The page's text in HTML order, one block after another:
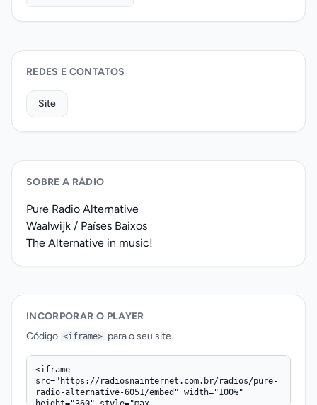
REDES E CONTATOS
Site
SOBRE A RÁDIO
Pure Radio Alternative
Waalwijk / Países Baixos
The Alternative in music!
INCORPORAR O PLAYER
Código <iframe> para o seu site.